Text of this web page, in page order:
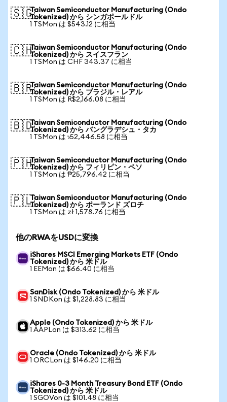
🇸🇬Taiwan Semiconductor Manufacturing (Ondo
Tokenized) から シンガポールドル
1 TSMon は $543.12 に相当
🇨🇭Taiwan Semiconductor Manufacturing (Ondo
Tokenized) から スイスフラン
1 TSMon は CHF 343.37 に相当
🇧🇷Taiwan Semiconductor Manufacturing (Ondo
Tokenized) から ブラジル・レアル
1 TSMon は R$2,166.08 に相当
🇧🇩Taiwan Semiconductor Manufacturing (Ondo
Tokenized) から バングラデシュ・タカ
1 TSMon は ৳52,446.58 に相当
🇵🇭Taiwan Semiconductor Manufacturing (Ondo
Tokenized) から フィリピン・ペソ
1 TSMon は ₱25,796.42 に相当
🇵🇱Taiwan Semiconductor Manufacturing (Ondo
Tokenized) から ポーランド ズロチ
1 TSMon は zł 1,578.76 に相当
他のRWAをUSDに変換
iShares MSCI Emerging Markets ETF (Ondo
Tokenized) から 米ドル
1 EEMon は $66.40 に相当
SanDisk (Ondo Tokenized) から 米ドル
1 SNDKon は $1,228.83 に相当
Apple (Ondo Tokenized) から 米ドル
1 AAPLon は $313.62 に相当
Oracle (Ondo Tokenized) から 米ドル
1 ORCLon は $146.20 に相当
iShares 0-3 Month Treasury Bond ETF (Ondo
Tokenized) から 米ドル
1 SGOVon は $101.48 に相当